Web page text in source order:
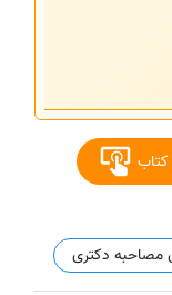
کتاب
مصاحبه دکتری